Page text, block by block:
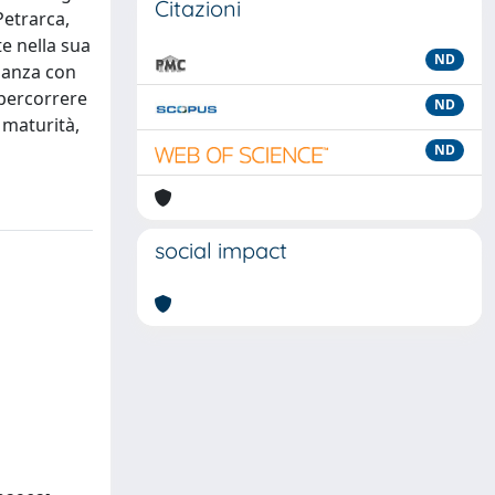
nella sua
con
Citazioni
ND
ND
ND
social impact